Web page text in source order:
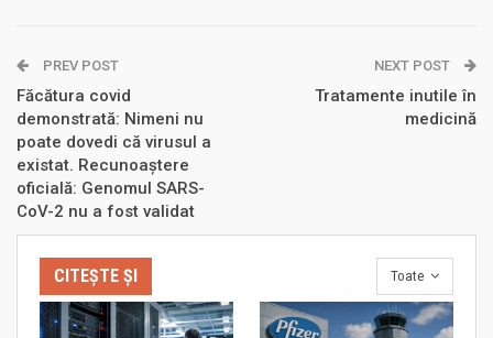
PREV POST
Făcătura covid
demonstrată: Nimeni nu
poate dovedi că virusul a
existat. Recunoaștere
oficială: Genomul SARS-
CoV-2 nu a fost validat
NEXT POST
Tratamente inutile în
medicină
Toate
CITEȘTE ȘI